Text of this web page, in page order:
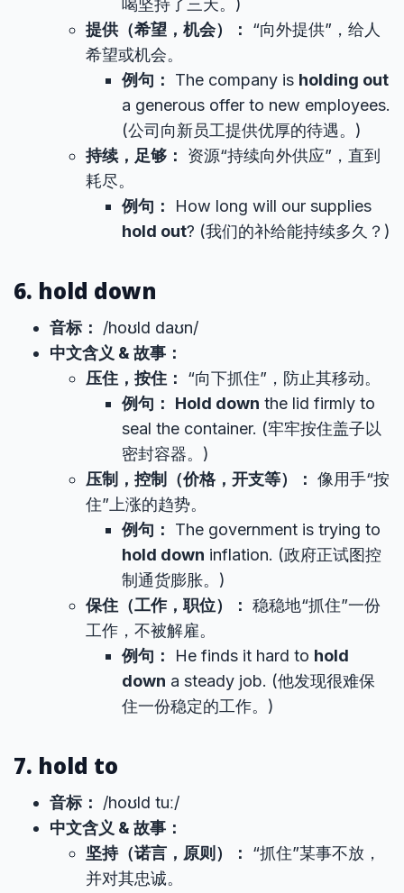
喝坚持了三天。)
提供（希望，机会）：
“向外提供”，给人
希望或机会。
例句：
The company is holding out
a generous offer to new employees.
(公司向新员工提供优厚的待遇。)
持续，足够：
资源“持续向外供应”，直到
耗尽。
例句：
How long will our supplies
hold out? (我们的补给能持续多久？)
6. hold down
音标：
/hoʊld daʊn/
中文含义 & 故事：
压住，按住：
“向下抓住”，防止其移动。
例句：
Hold down the lid firmly to
seal the container. (牢牢按住盖子以
密封容器。)
压制，控制（价格，开支等）： 像用手“按
住”上涨的趋势。
例句：
The government is trying to
hold down inflation. (政府正试图控
制通货膨胀。)
保住（工作，职位）： 稳稳地“抓住”一份
工作，不被解雇。
例句：
He finds it hard to hold
down a steady job. (他发现很难保
住一份稳定的工作。)
7. hold to
音标：
/hoʊld tuː/
中文含义 & 故事：
坚持（诺言，原则）：
“抓住”某事不放，
并对其忠诚。